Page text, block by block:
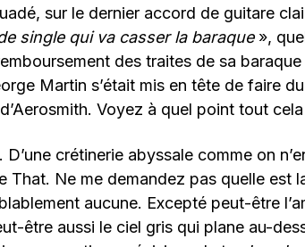
sur le dernier accord de guitare
single qui va casser la baraque»,
des traites de sa
Martin s’était mis en tête de faire
Voyez à quel point tout
crétinerie abyssale comme on
That. Ne me demandez pas quelle est
aucune. Excepté peut-être
être aussi le ciel gris qui plane au-